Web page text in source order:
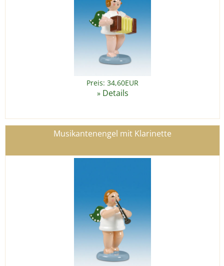
Preis: 34,60EUR
» Details
Musikantenengel mit Klarinette